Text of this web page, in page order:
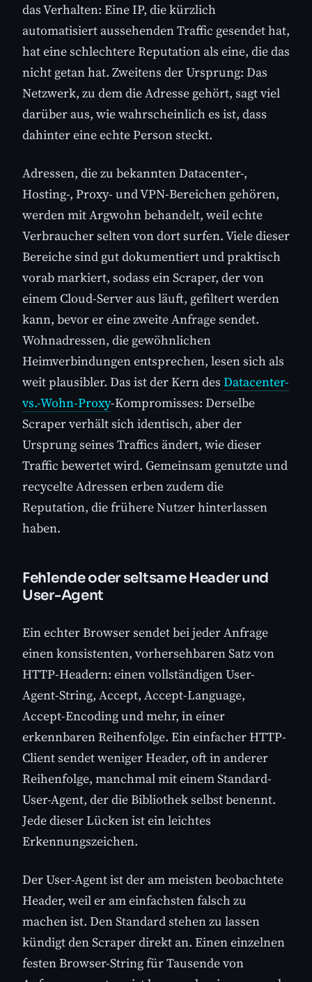
das Verhalten: Eine IP, die kürzlich
automatisiert aussehenden Traffic gesendet hat,
hat eine schlechtere Reputation als eine, die das
nicht getan hat. Zweitens der Ursprung: Das
Netzwerk, zu dem die Adresse gehört, sagt viel
darüber aus, wie wahrscheinlich es ist, dass
dahinter eine echte Person steckt.
Adressen, die zu bekannten Datacenter-,
Hosting-, Proxy- und VPN-Bereichen gehören,
werden mit Argwohn behandelt, weil echte
Verbraucher selten von dort surfen. Viele dieser
Bereiche sind gut dokumentiert und praktisch
vorab markiert, sodass ein Scraper, der von
einem Cloud-Server aus läuft, gefiltert werden
kann, bevor er eine zweite Anfrage sendet.
Wohnadressen, die gewöhnlichen
Heimverbindungen entsprechen, lesen sich als
weit plausibler. Das ist der Kern des Datacenter-
vs.-Wohn-Proxy-Kompromisses: Derselbe
Scraper verhält sich identisch, aber der
Ursprung seines Traffics ändert, wie dieser
Traffic bewertet wird. Gemeinsam genutzte und
recycelte Adressen erben zudem die
Reputation, die frühere Nutzer hinterlassen
haben.
Fehlende oder seltsame Header und
User-Agent
Ein echter Browser sendet bei jeder Anfrage
einen konsistenten, vorhersehbaren Satz von
HTTP-Headern: einen vollständigen User-
Agent-String, Accept, Accept-Language,
Accept-Encoding und mehr, in einer
erkennbaren Reihenfolge. Ein einfacher HTTP-
Client sendet weniger Header, oft in anderer
Reihenfolge, manchmal mit einem Standard-
User-Agent, der die Bibliothek selbst benennt.
Jede dieser Lücken ist ein leichtes
Erkennungszeichen.
Der User-Agent ist der am meisten beobachtete
Header, weil er am einfachsten falsch zu
machen ist. Den Standard stehen zu lassen
kündigt den Scraper direkt an. Einen einzelnen
festen Browser-String für Tausende von